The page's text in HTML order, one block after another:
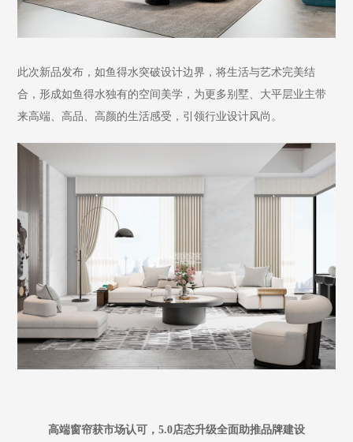
此次新品发布，如鱼得水突破设计边界，将生活与艺术完美结
合，形成如鱼得水独有的空间美学，为更多别墅、大平层业主带
来高端、高品、高颜的生活感受，引领行业设计风尚。
高端窗帘获市场认可 ， 5.0店态升级全面助推品牌建设